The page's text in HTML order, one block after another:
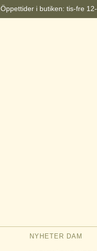
Öppettider i butiken: tis-fre
NYHETER DAM